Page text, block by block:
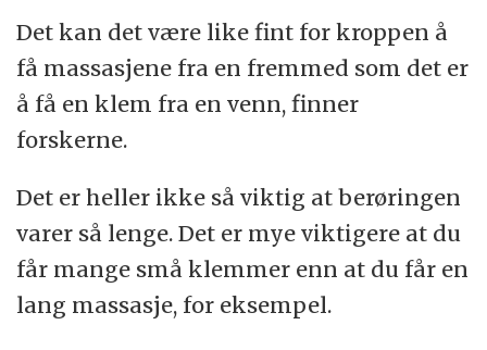
Det kan det være like fint for kroppen å
få massasjene fra en fremmed som det er
å få en klem fra en venn, finner
forskerne.
Det er heller ikke så viktig at berøringen
varer så lenge. Det er mye viktigere at du
får mange små klemmer enn at du får en
lang massasje, for eksempel.